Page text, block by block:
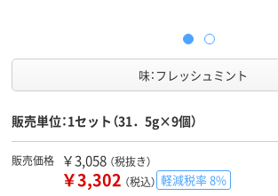
味：フレッシュミント
販売単位：1セット（31．5g×9個）
販売価格 ￥3,058 （税抜き）
￥3,302 （税込） 軽減税率 8%